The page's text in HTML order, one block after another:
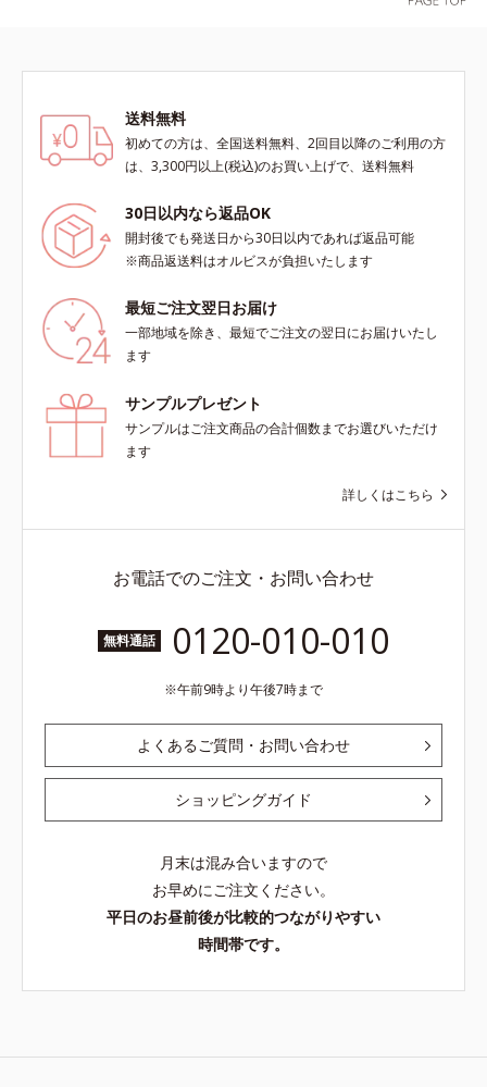
送料無料
初めての方は、全国送料無料、2回目以降のご利用の方
は、3,300円以上(税込)のお買い上げで、送料無料
30日以内なら返品OK
開封後でも発送日から30日以内であれば返品可能
※商品返送料はオルビスが負担いたします
最短ご注文翌日お届け
一部地域を除き、最短でご注文の翌日にお届けいたし
ます
サンプルプレゼント
サンプルはご注文商品の合計個数までお選びいただけ
ます
詳しくはこちら
お電話でのご注文・お問い合わせ
無料通話 0120-010-010
午前9時より午後7時まで
よくあるご質問・お問い合わせ
ショッピングガイド
月末は混み合いますので
お早めにご注文ください。
平日のお昼前後が比較的つながりやすい
時間帯です。